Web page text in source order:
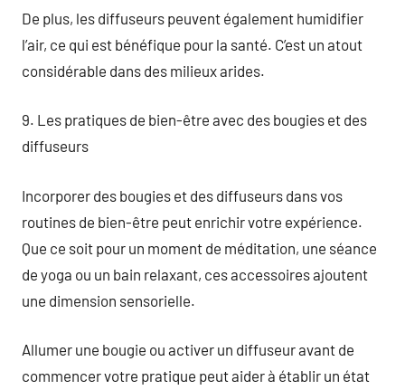
De plus, les diffuseurs peuvent également humidifier
l’air, ce qui est bénéfique pour la santé. C’est un atout
considérable dans des milieux arides.
9. Les pratiques de bien-être avec des bougies et des
diffuseurs
Incorporer des bougies et des diffuseurs dans vos
routines de bien-être peut enrichir votre expérience.
Que ce soit pour un moment de méditation, une séance
de yoga ou un bain relaxant, ces accessoires ajoutent
une dimension sensorielle.
Allumer une bougie ou activer un diffuseur avant de
commencer votre pratique peut aider à établir un état